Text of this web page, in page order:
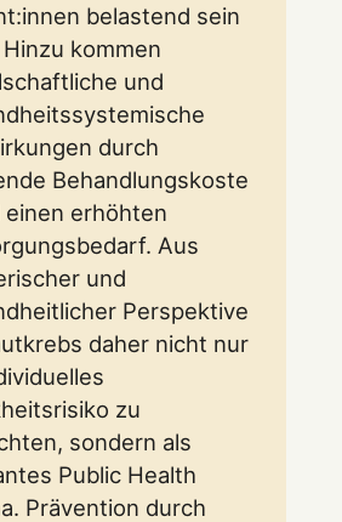
belastend sein
kommen
und
durch
Behandlungskoste
einen erhöhten
Aus
und
Perspektive
daher nicht nur
zu
sondern als
Public Health
Prävention durch